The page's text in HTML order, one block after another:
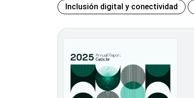
Inclusión digital y conectividad